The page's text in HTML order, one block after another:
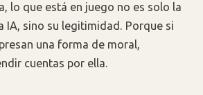
lo que está en juego no es solo la
IA, sino su legitimidad. Porque si
una forma de moral,
cuentas por ella.